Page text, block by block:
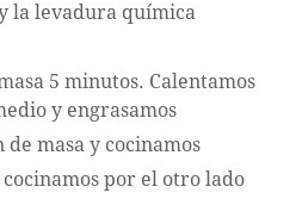
la levadura química
5 minutos. Calentamos
y engrasamos
masa y cocinamos
por el otro lado